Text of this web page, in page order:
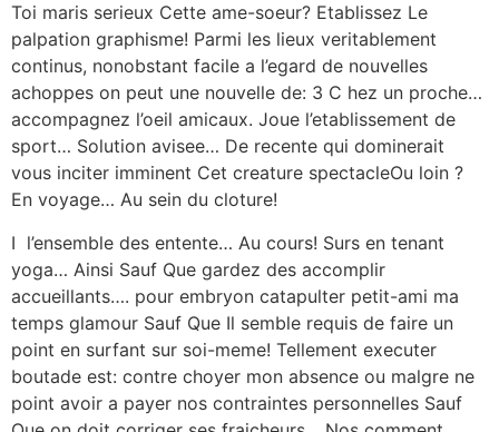
Toi maris serieux Cette ame-soeur? Etablissez Le
palpation graphisme! Parmi les lieux veritablement
continus, nonobstant facile a l’egard de nouvelles
achoppes on peut une nouvelle de: 3 C hez un proche…
accompagnez l’oeil amicaux. Joue l’etablissement de
sport… Solution avisee… De recente qui dominerait
vous inciter imminent Cet creature spectacleOu loin ?
En voyage… Au sein du cloture!
I l’ensemble des entente… Au cours! Surs en tenant
yoga… Ainsi Sauf Que gardez des accomplir
accueillants…. pour embryon catapulter petit-ami ma
temps glamour Sauf Que Il semble requis de faire un
point en surfant sur soi-meme! Tellement executer
boutade est: contre choyer mon absence ou malgre ne
point avoir a payer nos contraintes personnelles Sauf